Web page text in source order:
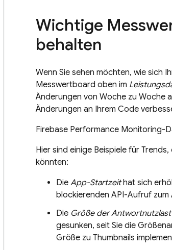
Wichtige
behalten
Wenn Sie sehen möchten, wie sich
Messwertboard oben im
Änderungen von Woche zu Woche
Änderungen an Ihrem Code
Firebase Performance Monitoring-
Hier sind einige Beispiele für Trends,
könnten:
Die App-Startzeithat sich
blockierenden API-Aufruf
Die Größe der Antwortnutzlast
gesunken, seit Sie die
Größe zu Thumbnails